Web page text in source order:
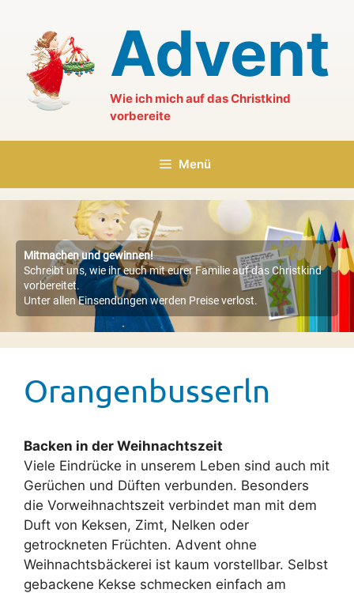
springen
Advent
Wie ich mich auf das Christkind
vorbereite
Menü
Mitmachen und gewinnen!
Schreibt uns, wie ihr euch mit eurer Familie auf das Christkind
vorbereitet.
Unter allen Einsendungen werden Preise verlost.
Orangenbusserln
Backen in der Weihnachtszeit
Viele Eindrücke in unserem Leben sind auch mit
Gerüchen und Düften verbunden. Besonders
die Vorweihnachtszeit verbindet man mit dem
Duft von Keksen, Zimt, Nelken oder
getrockneten Früchten. Advent ohne
Weihnachtsbäckerei ist kaum vorstellbar. Selbst
gebackene Kekse schmecken einfach am